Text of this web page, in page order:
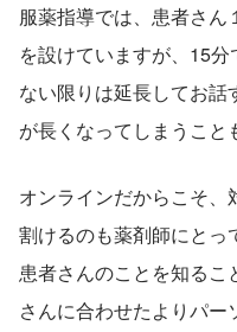
服薬指導では、患者さ
を設けていますが、15
ない限りは延長してお
が長くなってしまうこと
オンラインだからこそ
割けるのも薬剤師にとっ
患者さんのことを知る
さんに合わせたよりパ